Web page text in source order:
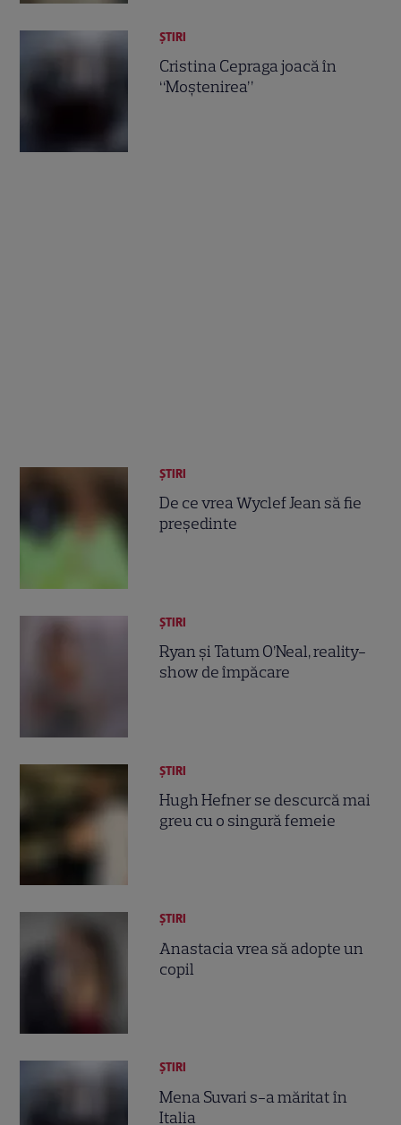
ȘTIRI
Cristina Cepraga joacă în
“Moştenirea”
ȘTIRI
De ce vrea Wyclef Jean să fie
preşedinte
ȘTIRI
Ryan şi Tatum O’Neal, reality-
show de împăcare
ȘTIRI
Hugh Hefner se descurcă mai
greu cu o singură femeie
ȘTIRI
Anastacia vrea să adopte un
copil
ȘTIRI
Mena Suvari s-a măritat în
Italia